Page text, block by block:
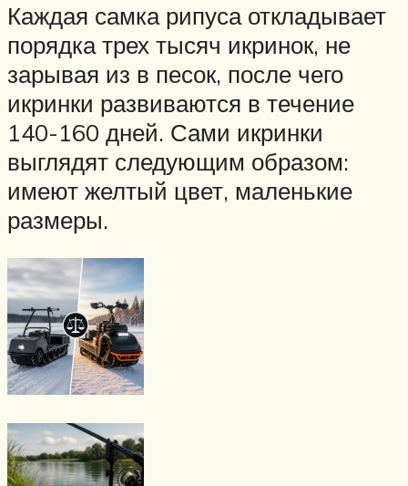
Каждая самка рипуса откладывает
порядка трех тысяч икринок, не
зарывая из в песок, после чего
икринки развиваются в течение
140-160 дней. Сами икринки
выглядят следующим образом:
имеют желтый цвет, маленькие
размеры.